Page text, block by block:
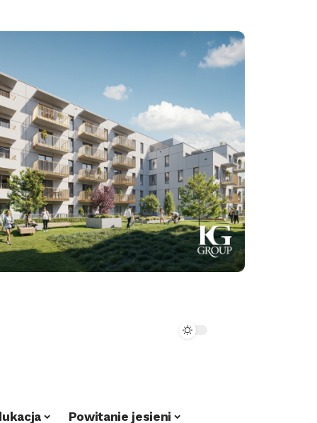
Powitanie jesieni